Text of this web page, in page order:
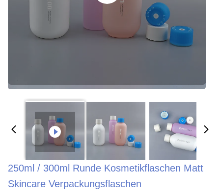
250ml / 300ml Runde Kosmetikflaschen Matt
Skincare Verpackungsflaschen